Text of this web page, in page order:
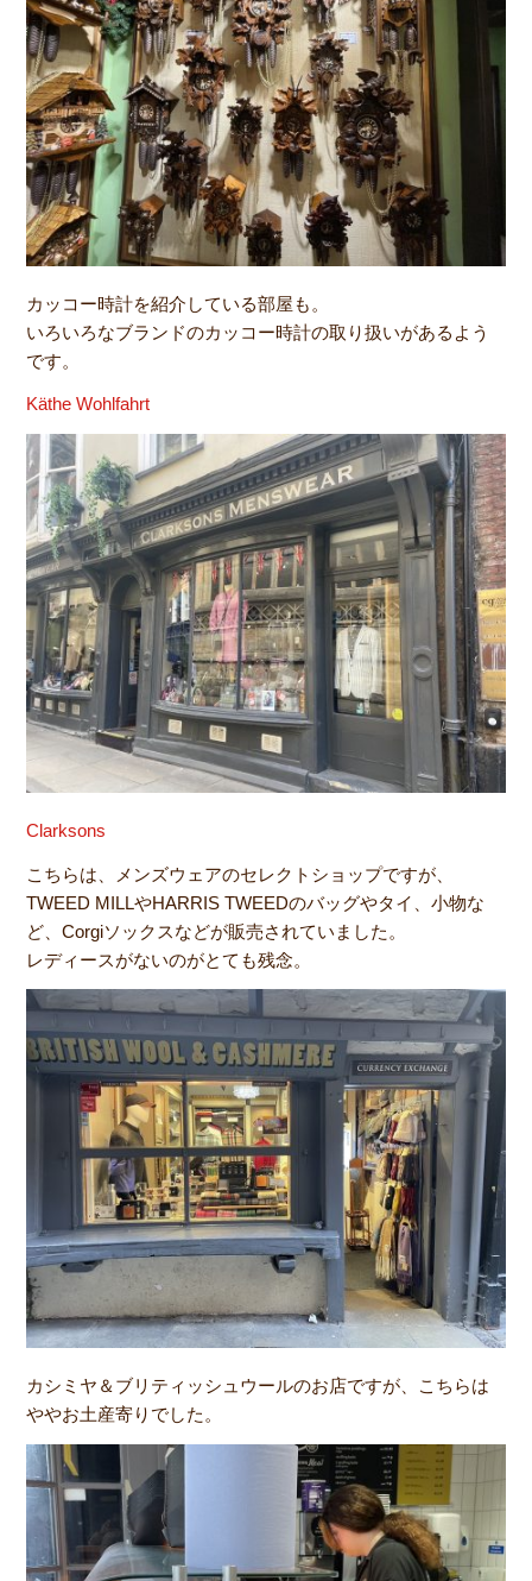
カッコー時計を紹介している部屋も。
いろいろなブランドのカッコー時計の取り扱いがあるよう
です。
Käthe Wohlfahrt
Clarksons
こちらは、メンズウェアのセレクトショップですが、
TWEED MILLやHARRIS TWEEDのバッグやタイ、小物な
ど、Corgiソックスなどが販売されていました。
レディースがないのがとても残念。
カシミヤ＆ブリティッシュウールのお店ですが、こちらは
ややお土産寄りでした。